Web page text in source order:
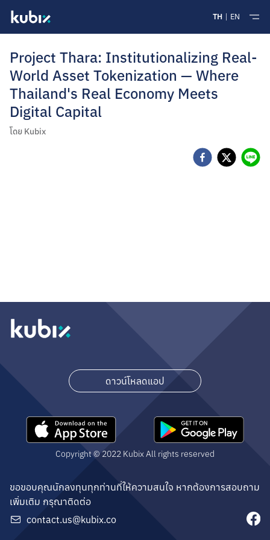
TH EN
Project Thara: Institutionalizing Real-
World Asset Tokenization — Where
Thailand's Real Economy Meets
Digital Capital
โดย Kubix
ดาวน์โหลดแอป
Copyright © 2022 Kubix All rights reserved
ขอขอบคุณนักลงทุนทุกท่านที่ให้ความสนใจ หากต้องการสอบถาม
เพิ่มเติม กรุณาติดต่อ
contact.us@kubix.co